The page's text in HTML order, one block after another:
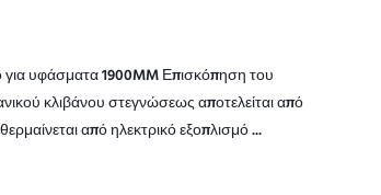
υφάσματα 1900MM Επισκόπηση του
κλιβάνου στεγνώσεως αποτελείται από
από ηλεκτρικό εξοπλισμό ...